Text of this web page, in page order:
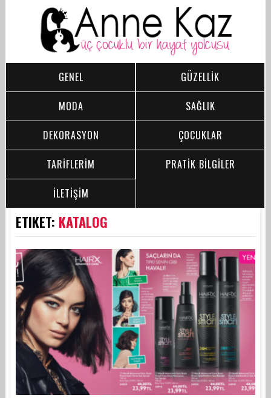
GENEL
GÜZELLİK
MODA
SAĞLIK
DEKORASYON
ÇOCUKLAR
TARİFLERİM
PRATİK BİLGİLER
İLETİŞİM
ETIKET: KATALOG